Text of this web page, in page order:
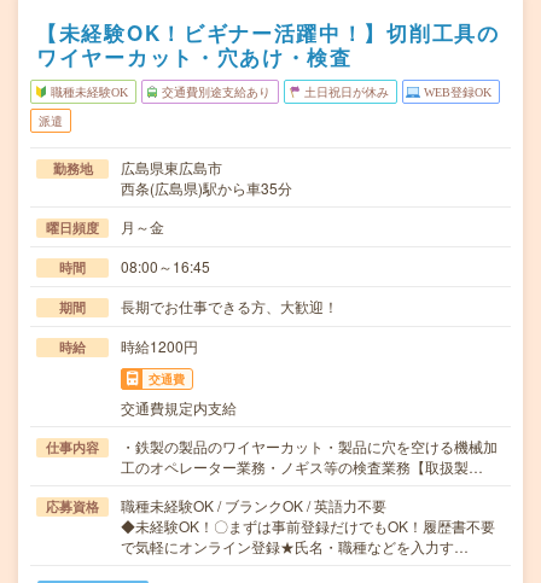
【未経験OK！ビギナー活躍中！】切削工具の
ワイヤーカット・穴あけ・検査
職種未経験OK 交通費別途支給あり 土日祝日が休み WEB登録OK
派遣
勤務地
広島県東広島市
西条(広島県)駅から車35分
曜日頻度 月～金
時間 08:00～16:45
期間 長期でお仕事できる方、大歓迎！
時給 時給1200円
交通費
交通費規定内支給
仕事内容
・鉄製の製品のワイヤーカット・製品に穴を空ける機械加
工のオペレーター業務・ノギス等の検査業務【取扱製…
応募資格
職種未経験OK / ブランクOK / 英語力不要
◆未経験OK！〇まずは事前登録だけでもOK！履歴書不要
で気軽にオンライン登録★氏名・職種などを入力す…